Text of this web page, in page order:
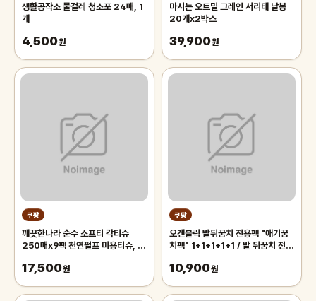
생활공작소 물걸레 청소포 24매, 1
개
4,500원
마시는 오트밀 그레인 서리태 낱봉
20개x2박스
39,900원
쿠팡
깨끗한나라 순수 소프티 각티슈
250매x9팩 천연펄프 미용티슈, 3
17,500원
쿠팡
오겐블릭 발뒤꿈치 전용팩 "애기꿈
치팩" 1+1+1+1+1 / 발 뒤꿈치 전용
10,900원